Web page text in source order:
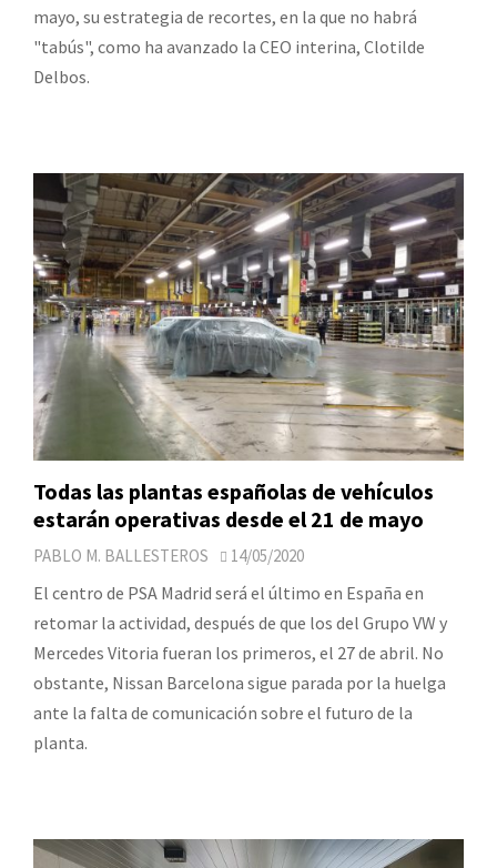
mayo, su estrategia de recortes, en la que no habrá
"tabús", como ha avanzado la CEO interina, Clotilde
Delbos.
Todas las plantas españolas de vehículos
estarán operativas desde el 21 de mayo
PABLO M. BALLESTEROS 14/05/2020
El centro de PSA Madrid será el último en España en
retomar la actividad, después de que los del Grupo VW y
Mercedes Vitoria fueran los primeros, el 27 de abril. No
obstante, Nissan Barcelona sigue parada por la huelga
ante la falta de comunicación sobre el futuro de la
planta.